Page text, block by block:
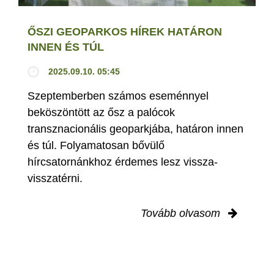
ŐSZI GEOPARKOS HÍREK HATÁRON
INNEN ÉS TÚL
2025.09.10. 05:45
Szeptemberben számos eseménnyel
beköszöntött az ősz a palócok
transznacionális geoparkjába, határon innen
és túl. Folyamatosan bővülő
hírcsatornánkhoz érdemes lesz vissza-
visszatérni.
Tovább olvasom